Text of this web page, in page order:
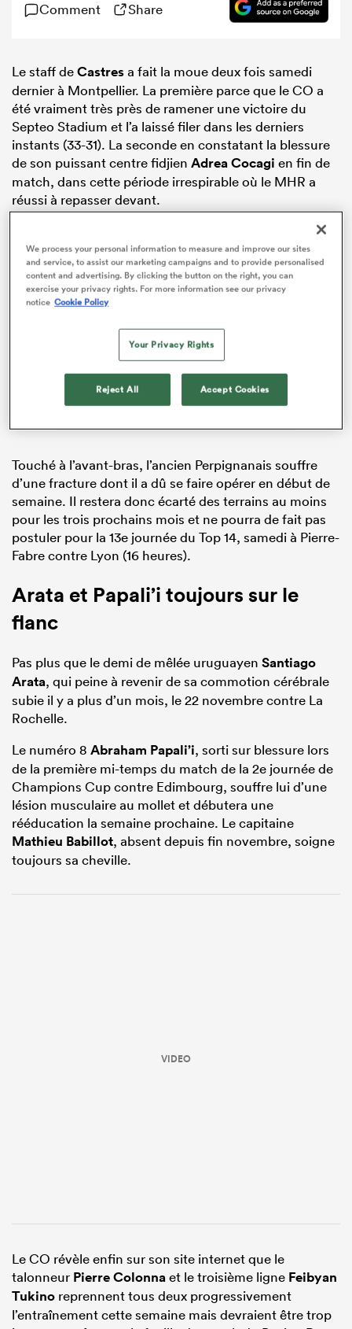
Comment Share
Le staff deCastresa fait la moue deux fois samedi
dernier à Montpellier. La première parce que le CO a
été vraiment très près de ramener une victoire du
Septeo Stadium et l’a laissé filer dans les derniers
instants (33-31). La seconde en constatant la blessure
de son puissant centre fidjien Adrea Cocagi en fin de
match, dans cette période irrespirable où le MHR a
réussi à repasser devant.
ADVERTISEMENT
Touché à l’avant-bras, l’ancien Perpignanais souffre
d’une fracture dont il a dû se faire opérer en début de
semaine. Il restera donc écarté des terrains au moins
pour les trois prochains mois et ne pourra de fait pas
postuler pour la 13e journée du Top 14, samedi à Pierre-
Fabre contre Lyon (16 heures).
Arata et Papali’i toujours sur le
flanc
Pas plus que le demi de mêlée uruguayen Santiago
Arata, qui peine à revenir de sa commotion cérébrale
subie il y a plus d’un mois, le 22 novembre contre La
Rochelle.
Le numéro 8 Abraham Papali’i, sorti sur blessure lors
de la première mi-temps du match de la 2e journée de
Champions Cup contre Edimbourg, souffre lui d’une
lésion musculaire au mollet et débutera une
rééducation la semaine prochaine. Le capitaine
Mathieu Babillot, absent depuis fin novembre, soigne
toujours sa cheville.
VIDEO
Le CO révèle enfin sur son site internet que le
talonneur Pierre Colonnaet le troisième ligne Feibyan
Tukino reprennent tous deux progressivement
l’entraînement cette semaine mais devraient être trop
We process your personal information to measure and improve our sites
and service, to assist our marketing campaigns and to provide personalised
content and advertising. By clicking the button on the right, you can
exercise your privacy rights. For more information see our privacy
notice Cookie Policy
Your Privacy Rights
Reject All Accept Cookies